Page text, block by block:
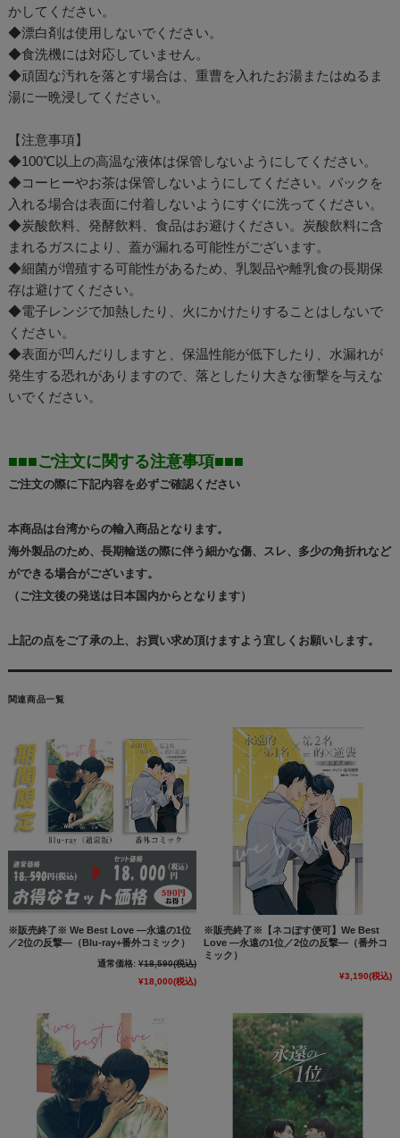
かしてください。
◆漂白剤は使用しないでください。
◆食洗機には対応していません。
◆頑固な汚れを落とす場合は、重曹を入れたお湯またはぬるま
湯に一晩浸してください。
【注意事項】
◆100℃以上の高温な液体は保管しないようにしてください。
◆コーヒーやお茶は保管しないようにしてください。パックを
入れる場合は表面に付着しないようにすぐに洗ってください。
◆炭酸飲料、発酵飲料、食品はお避けください。炭酸飲料に含
まれるガスにより、蓋が漏れる可能性がございます。
◆細菌が増殖する可能性があるため、乳製品や離乳食の長期保
存は避けてください。
◆電子レンジで加熱したり、火にかけたりすることはしないで
ください。
◆表面が凹んだりしますと、保温性能が低下したり、水漏れが
発生する恐れがありますので、落としたり大きな衝撃を与えな
いでください。
■■■ご注文に関する注意事項■■■
ご注文の際に下記内容を必ずご確認ください
本商品は台湾からの輸入商品となります。
海外製品のため、長期輸送の際に伴う細かな傷、スレ、多少の角折れなど
ができる場合がございます。
（ご注文後の発送は日本国内からとなります）
上記の点をご了承の上、お買い求め頂けますよう宜しくお願いします。
関連商品一覧
※販売終了※ We Best Love ―永遠の1位
／2位の反撃―（Blu-ray+番外コミック）
通常価格: ¥18,590(税込)
¥18,000(税込)
※販売終了※【ネコぽす便可】We Best
Love ―永遠の1位／2位の反撃―（番外コ
ミック）
¥3,190(税込)